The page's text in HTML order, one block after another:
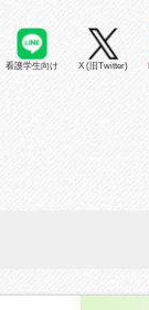
看護学生向け X (旧Twitter)